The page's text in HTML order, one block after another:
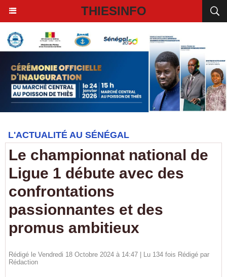
THIESINFO
L'ACTUALITÉ AU SÉNÉGAL
Le championnat national de
Ligue 1 débute avec des
confrontations
passionnantes et des
promus ambitieux
Rédigé le Vendredi 18 Octobre 2024 à 14:47 | Lu 134 fois Rédigé par
Rédaction